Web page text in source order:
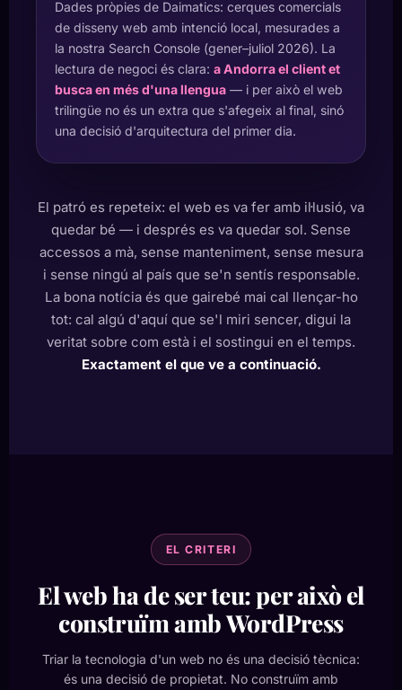
Dades pròpies de Daimatics: cerques comercials
de disseny web amb intenció local, mesurades a
la nostra Search Console (gener–juliol 2026). La
lectura de negoci és clara: a Andorra el client et
busca en més d'una llengua — i per això el web
trilingüe no és un extra que s'afegeix al final, sinó
una decisió d'arquitectura del primer dia.
El patró es repeteix: el web es va fer amb il·lusió, va
quedar bé — i després es va quedar sol. Sense
accessos a mà, sense manteniment, sense mesura
i sense ningú al país que se'n sentís responsable.
La bona notícia és que gairebé mai cal llençar-ho
tot: cal algú d'aquí que se'l miri sencer, digui la
veritat sobre com està i el sostingui en el temps.
Exactament el que ve a continuació.
EL CRITERI
El web ha de ser teu: per això el
construïm amb WordPress
Triar la tecnologia d'un web no és una decisió tècnica:
és una decisió de propietat. No construïm amb